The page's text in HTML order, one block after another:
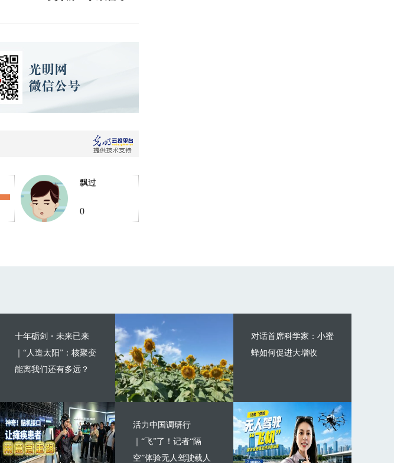
飘过
0
十年砺剑・未来已来
｜“人造太阳”：核聚变
能离我们还有多远？
对话首席科学家：小蜜
蜂如何促进大增收
活力中国调研行
｜“飞”了！记者“隔
空”体验无人驾驶载人